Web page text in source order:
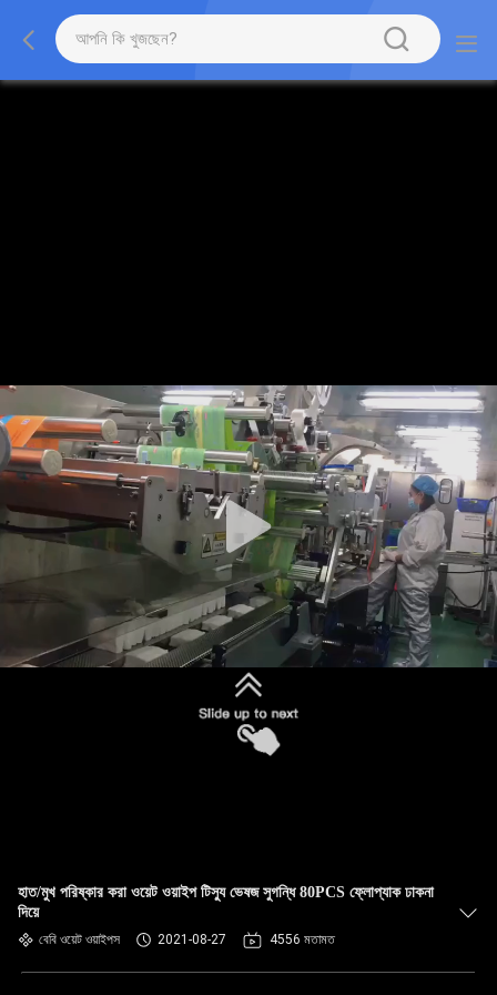
হাত/মুখ পরিষ্কার করা ওয়েট ওয়াইপ টিস্যু ভেষজ সুগন্ধি 80PCS ফ্লোপ্যাক ঢাকনা
দিয়ে
বেবি ওয়েট ওয়াইপস 2021-08-27 4556 মতামত